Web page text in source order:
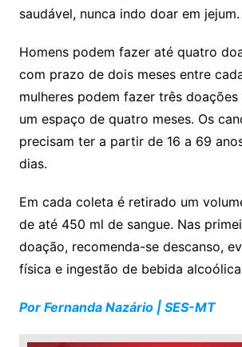
saudável, nunca indo doar em jejum.
Homens podem fazer até quatro
com prazo de dois meses entre
mulheres podem fazer três
um espaço de quatro meses. Os
precisam ter a partir de 16 a 69
dias.
Em cada coleta é retirado um
de até 450 ml de sangue. Nas
doação, recomenda-se descanso,
física e ingestão de bebida
Por Fernanda Nazário | SES-MT